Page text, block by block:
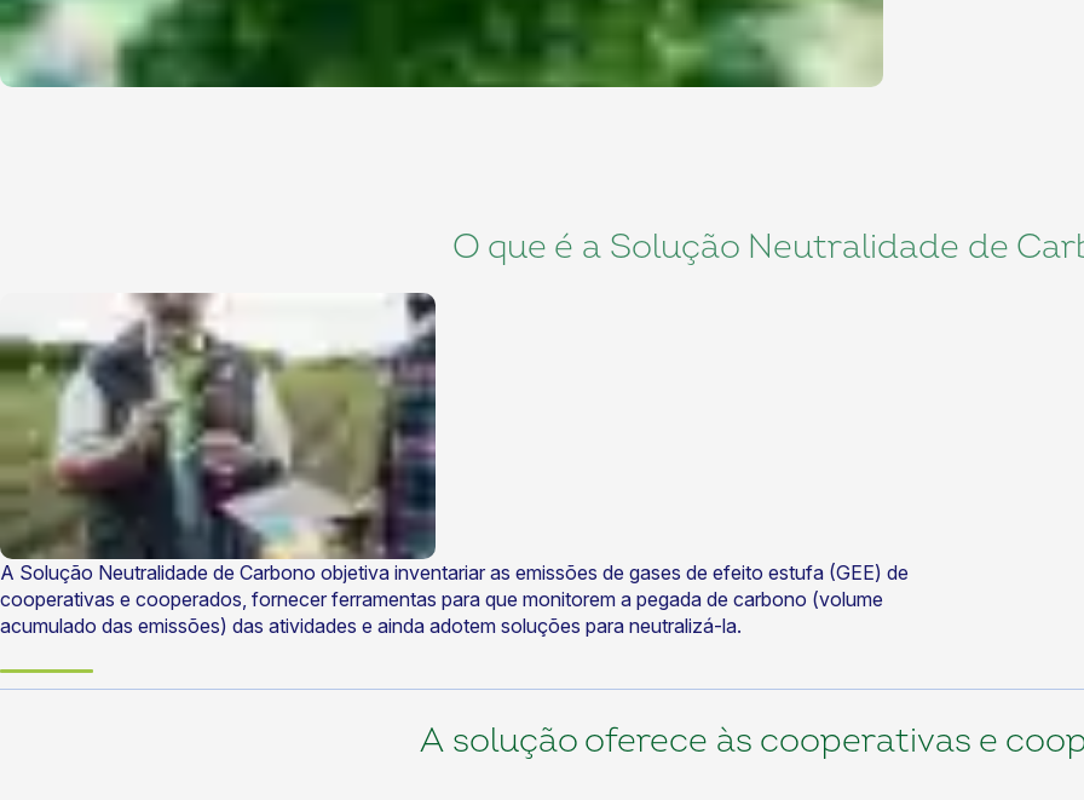
O que é a Solução Neutralidade de
A Solução Neutralidade de Carbono objetiva inventariar as emissões de gases de efeito estufa (GEE) de
cooperativas e cooperados, fornecer ferramentas para que monitorem a pegada de carbono (volume
acumulado das emissões) das atividades e ainda adotem soluções para neutralizá-la.
A solução oferece às cooperativas e